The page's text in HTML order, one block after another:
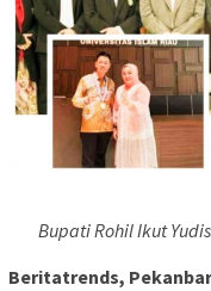
Bupati Rohil Ikut
Beritatrends,